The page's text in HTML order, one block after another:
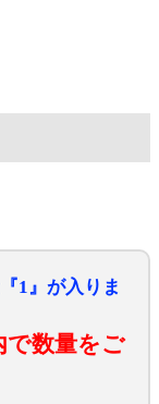
1』が入りま
で数量をご